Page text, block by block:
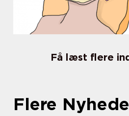
Få læst flere
Flere